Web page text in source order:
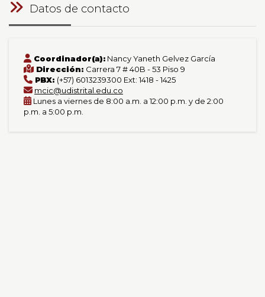
Datos de contacto
Coordinador(a): Nancy Yaneth Gelvez García
Dirección: Carrera 7 # 40B - 53 Piso 9
PBX: (+57) 6013239300 Ext: 1418 - 1425
mcic@udistrital.edu.co
Lunes a viernes de 8:00 a.m. a 12:00 p.m. y de 2:00
p.m. a 5:00 p.m.